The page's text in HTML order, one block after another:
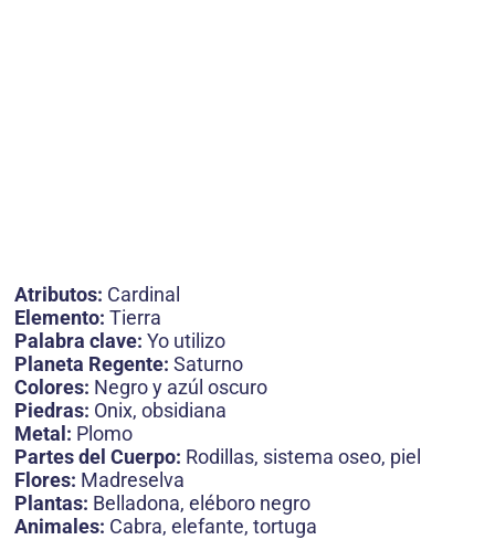
Atributos: Cardinal
Elemento: Tierra
Palabra clave: Yo utilizo
Planeta Regente: Saturno
Colores: Negro y azúl oscuro
Piedras: Onix, obsidiana
Metal: Plomo
Partes del Cuerpo: Rodillas, sistema oseo, piel
Flores: Madreselva
Plantas: Belladona, eléboro negro
Animales: Cabra, elefante, tortuga